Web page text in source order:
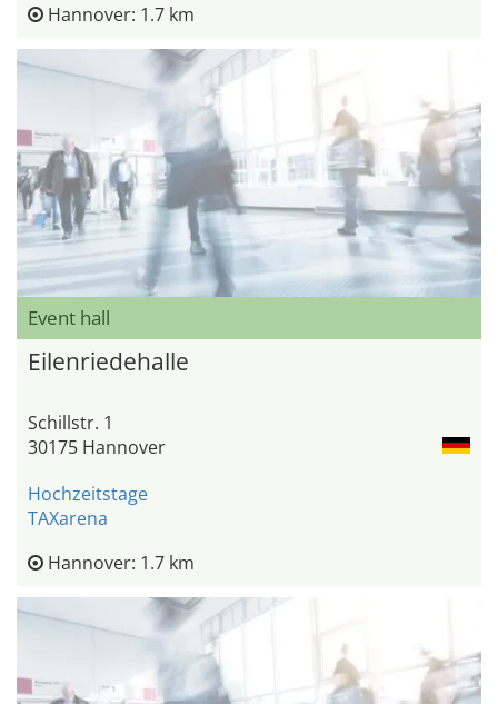
Hannover: 1.7 km
Event hall
Eilenriedehalle
Schillstr. 1
30175 Hannover
Hochzeitstage
TAXarena
Hannover: 1.7 km